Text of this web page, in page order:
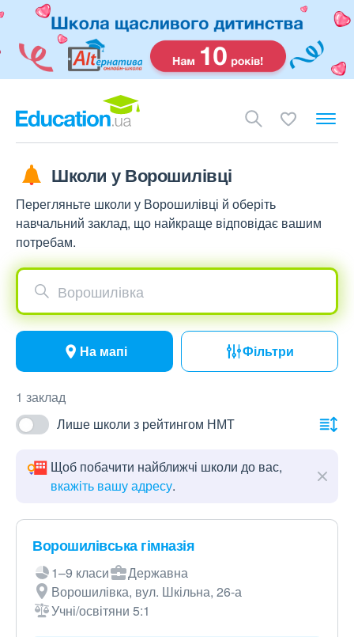
Школи у Ворошилівці
Перегляньте школи у Ворошилівці й оберіть
навчальний заклад, що найкраще відповідає вашим
потребам.
Ворошилівка
На мапі Фільтри
1 заклад
Лише школи з рейтингом НМТ
Щоб побачити найближчі школи до вас,
вкажіть вашу адресу.
Ворошилівська гімназія
1–9 класи
Державна
Ворошилівка, вул. Шкільна, 26-а
Учні/освітяни 5:1